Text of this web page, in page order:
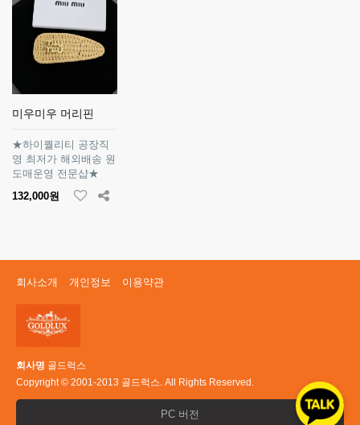
미우미우 머리핀
★하이퀄리티 공장직
영 최저가 해외배송 원
도매운영 전문샵★
132,000원
회사소개 개인정보 이용약관
회사명 골드럭스
Copyright © 2001-2013 골드럭스. All Rights Reserved.
PC 버전